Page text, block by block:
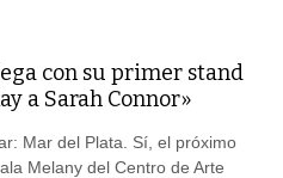
con su primer stand
a Sarah Connor»
Mar del Plata. Sí, el próximo
Melany del Centro de Arte